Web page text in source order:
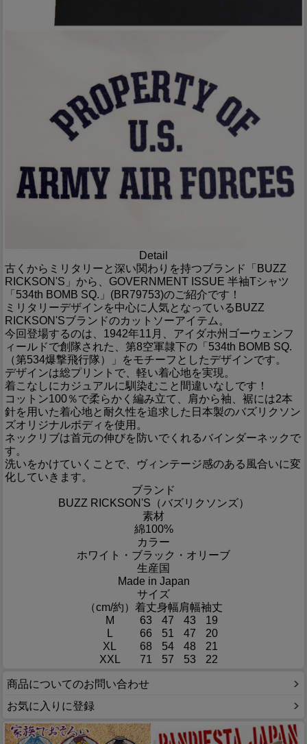
Detail
古くからミリタリーと深い関わりを持つブランド「BUZZ
RICKSON'S」から、GOVERNMENT ISSUE 半袖Tシャツ
「534th BOMB SQ.」(BR79753)のご紹介です！
ミリタリーデザインを中心に人気となっているBUZZ
RICKSON'Sブランドのカットソーアイテム。
今回登場するのは、1942年11月、アイダホ州ゴーウェンフ
ィールドで創隊された、第8空軍隷下の「534th BOMB SQ.
（第534爆撃飛行隊）」をモチーフとしたデザインです。
デザインは総プリントで、軽い着心地を実現。
着こなしにカジュアルに馴染むこと間違いなしです！
コットン100％で柔らかく編み立て、肩から袖、裾には2本
針を用いた着心地と耐久性を追求した日本製のバズリクソン
ズオリジナルボディを使用。
ネックリブは首元の伸びを防いでくれるバインダーネックで
す。
洗いをかけていくことで、ヴィンテージ感のある風合いに変
化していきます。
ブランド
BUZZ RICKSON'S（バズリクソンズ）
素材
綿100%
カラー
ホワイト・ブラック・オリーブ
生産国
Made in Japan
サイズ
（cm/約） 着丈身幅肩幅袖丈
M
63 47 43
19
L
66 51 47
20
XL
68 54 48
21
XXL
71 57 53 22
商品についてのお問い合わせ
お気に入りに登録